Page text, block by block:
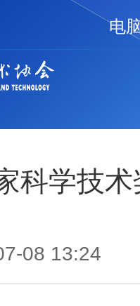
电
科学技
08 13:24